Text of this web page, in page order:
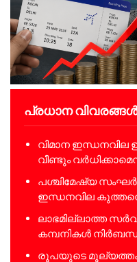
പ്രധാന വിവരങ്ങൾ
വിമാന ഇന്ധനവില
വീണ്ടും
പശ്ചിമേഷ്യ
ഇന്ധനവില
ലാഭമില്ലാത്ത
കമ്പനികൾ
രൂപയുടെ